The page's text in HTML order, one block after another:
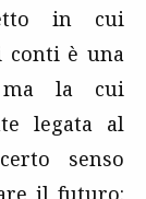
in cui
conti è una
ma la cui
legata al
senso